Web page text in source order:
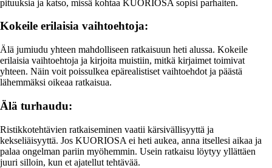
pituuksia ja katso, missä kohtaa KUORIOSA sopisi parhaiten.
Kokeile erilaisia vaihtoehtoja:
Älä jumiudu yhteen mahdolliseen ratkaisuun heti alussa. Kokeile
erilaisia vaihtoehtoja ja kirjoita muistiin, mitkä kirjaimet toimivat
yhteen. Näin voit poissulkea epärealistiset vaihtoehdot ja päästä
lähemmäksi oikeaa ratkaisua.
Älä turhaudu:
Ristikkotehtävien ratkaiseminen vaatii kärsivällisyyttä ja
kekseliäisyyttä. Jos KUORIOSA ei heti aukea, anna itsellesi aikaa ja
palaa ongelman pariin myöhemmin. Usein ratkaisu löytyy yllättäen
juuri silloin, kun et ajatellut tehtävää.